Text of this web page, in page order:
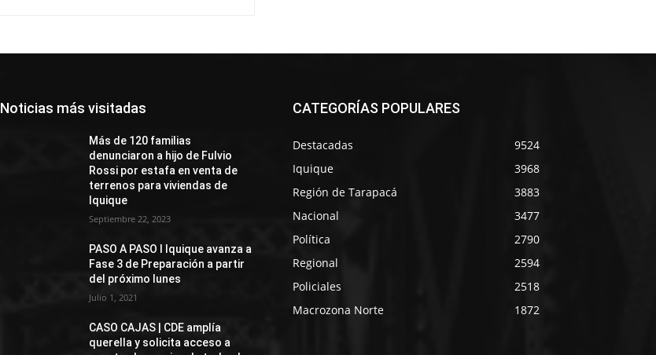
Noticias más visitadas
Más de 120 familias
denunciaron a hijo de Fulvio
Rossi por estafa en venta de
terrenos para viviendas de
Iquique
Septiembre 22, 2023
PASO A PASO I Iquique avanza a
Fase 3 de Preparación a partir
del próximo lunes
Julio 1, 2021
CASO CAJAS | CDE amplía
querella y solicita acceso a
CATEGORÍAS POPULARES
Destacadas
9524
Iquique
3968
Región de Tarapacá
3883
Nacional
3477
Política
2790
Regional
2594
Policiales
2518
Macrozona Norte
1872